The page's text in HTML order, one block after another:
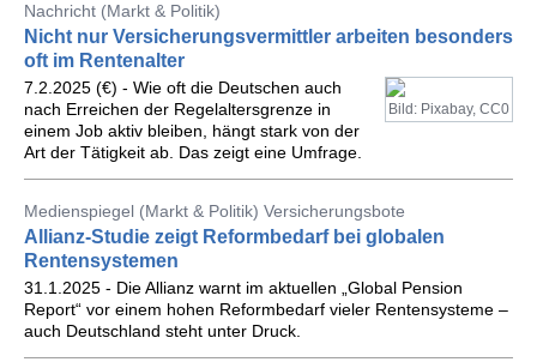
Nachricht (Markt & Politik)
Nicht nur Versicherungsvermittler arbeiten besonders
oft im Rentenalter
Bild: Pixabay, CC0
7.2.2025 (€) - Wie oft die Deutschen auch
nach Erreichen der Regelaltersgrenze in
einem Job aktiv bleiben, hängt stark von der
Art der Tätigkeit ab. Das zeigt eine Umfrage.
Medienspiegel (Markt & Politik) Versicherungsbote
Allianz-Studie zeigt Reformbedarf bei globalen
Rentensystemen
31.1.2025 - Die Allianz warnt im aktuellen „Global Pension
Report“ vor einem hohen Reformbedarf vieler Rentensysteme –
auch Deutschland steht unter Druck.